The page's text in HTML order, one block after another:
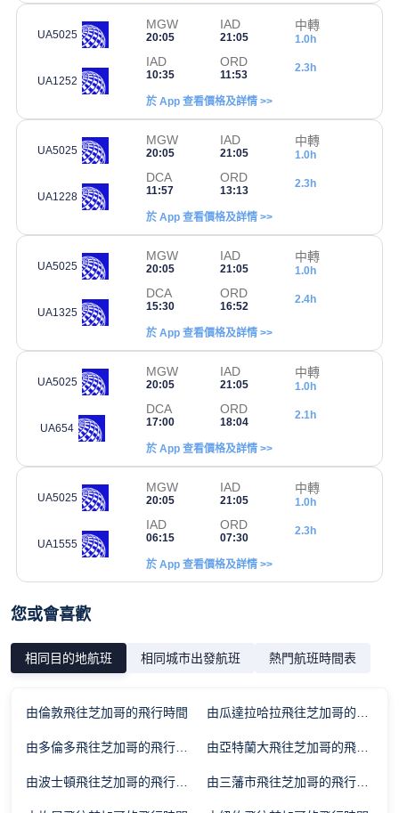
UA5025
MGW
20:05
IAD
21:05
中轉
1.0h
UA1252
IAD
10:35
ORD
11:53
2.3h
於 App 查看價格及詳情 >>
UA5025
MGW
20:05
IAD
21:05
中轉
1.0h
UA1228
DCA
11:57
ORD
13:13
2.3h
於 App 查看價格及詳情 >>
UA5025
MGW
20:05
IAD
21:05
中轉
1.0h
UA1325
DCA
15:30
ORD
16:52
2.4h
於 App 查看價格及詳情 >>
UA5025
MGW
20:05
IAD
21:05
中轉
1.0h
UA654
DCA
17:00
ORD
18:04
2.1h
於 App 查看價格及詳情 >>
UA5025
MGW
20:05
IAD
21:05
中轉
1.0h
UA1555
IAD
06:15
ORD
07:30
2.3h
於 App 查看價格及詳情 >>
您或會喜歡
相同目的地航班 相同城市出發航班 熱門航班時間表
由倫敦飛往芝加哥的飛行時間